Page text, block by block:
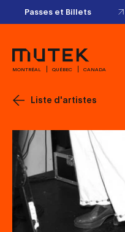
Passes et Billets
MONTRÉAL QUÉBEC CANADA
Liste d'artistes